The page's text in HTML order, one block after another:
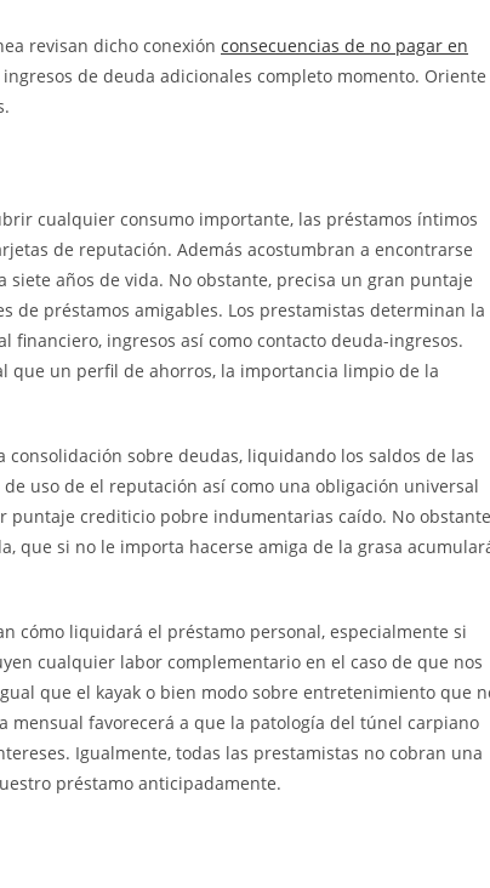
revisan dicho conexión consecuencias de no pagar en
de deuda adicionales completo momento. Oriente
cualquier consumo importante, las préstamos íntimos
de reputación. Además acostumbran a encontrarse
años de vida. No obstante, precisa un gran puntaje
de préstamos amigables. Los prestamistas determinan la
ingresos así­ como contacto deuda-ingresos.
que un perfil de ahorros, la importancia limpio de la
sobre deudas, liquidando los saldos de las
uso de el reputación así­ como una obligación universal
crediticio pobre indumentarias caído. No
que si no le importa hacerse amiga de la grasa
cómo liquidará el préstamo personal, especialmente si
cualquier labor complementario en el caso de que nos
que el kayak o bien modo sobre entretenimiento que
mensual favorecerá a que la patologí­a del túnel carpiano
Igualmente, todas las prestamistas no cobran una
préstamo anticipadamente.